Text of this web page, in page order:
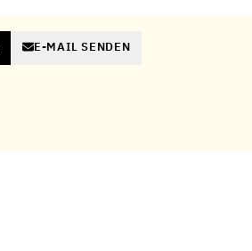
E-MAIL SENDEN